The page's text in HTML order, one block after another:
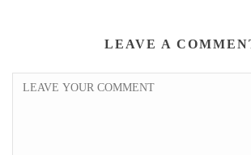
LEAVE A